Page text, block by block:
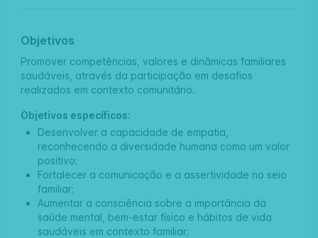
Objetivos
Promover competências, valores e dinâmicas familiares
saudáveis, através da participação em desafios
realizados em contexto comunitário.
Objetivos específicos:
Desenvolver a capacidade de empatia,
reconhecendo a diversidade humana como um valor
positivo;
Fortalecer a comunicação e a assertividade no seio
familiar;
Aumentar a consciência sobre a importância da
saúde mental, bem-estar físico e hábitos de vida
saudáveis em contexto familiar;